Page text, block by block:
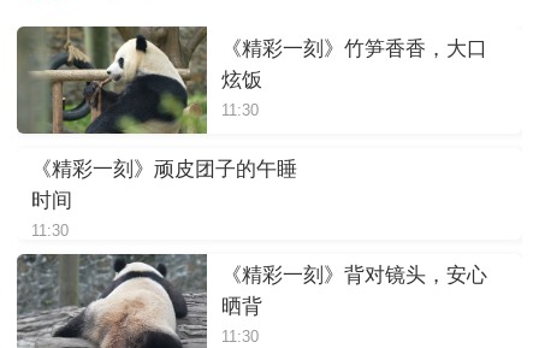
《精彩一刻》竹笋香香，大口
炫饭
11:30
《精彩一刻》顽皮团子的午睡
时间
11:30
《精彩一刻》背对镜头，安心
晒背
11:30